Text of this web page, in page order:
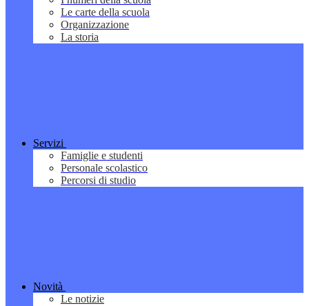
Le carte della scuola
Organizzazione
La storia
Servizi
Famiglie e studenti
Personale scolastico
Percorsi di studio
Novità
Le notizie